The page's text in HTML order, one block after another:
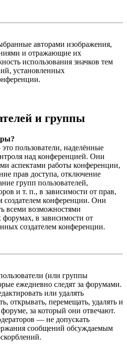
авторами изображения,
и отражающие их
использования значков тем
установленных
и группы
пользователи, наделённые
над конференцией. Они
аспектами работы конференции,
прав доступа, отключение
групп пользователей,
и т. п., в зависимости от прав,
создателем конференции. Они
всеми возможностями
форумах, в зависимости от
создателем конференции.
(или группы
ежедневно следят за форумами.
или удалять
открывать, перемещать, удалять и
за который они отвечают.
— не допускать
сообщений обсуждаемым